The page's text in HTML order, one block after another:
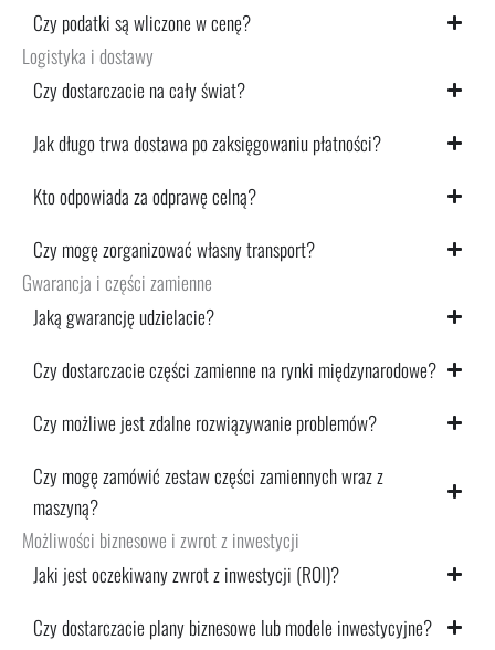
Czy podatki są wliczone w cenę?
Logistyka i dostawy
Czy dostarczacie na cały świat?
Jak długo trwa dostawa po zaksięgowaniu płatności?
Kto odpowiada za odprawę celną?
Czy mogę zorganizować własny transport?
Gwarancja i części zamienne
Jaką gwarancję udzielacie?
Czy dostarczacie części zamienne na rynki międzynarodowe?
Czy możliwe jest zdalne rozwiązywanie problemów?
Czy mogę zamówić zestaw części zamiennych wraz z
maszyną?
Możliwości biznesowe i zwrot z inwestycji
Jaki jest oczekiwany zwrot z inwestycji (ROI)?
Czy dostarczacie plany biznesowe lub modele inwestycyjne?